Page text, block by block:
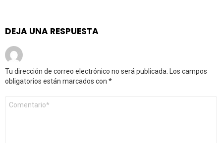
DEJA UNA RESPUESTA
Tu dirección de correo electrónico no será publicada.
Los campos
obligatorios están marcados con *
Comentario